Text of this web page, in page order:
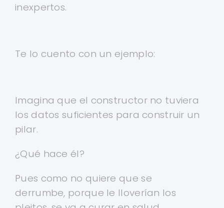
inexpertos.
Te lo cuento con un ejemplo:
Imagina que el constructor no tuviera
los datos suficientes para construir un
pilar.
¿Qué hace él?
Pues como no quiere que se
derrumbe, porque le lloverían los